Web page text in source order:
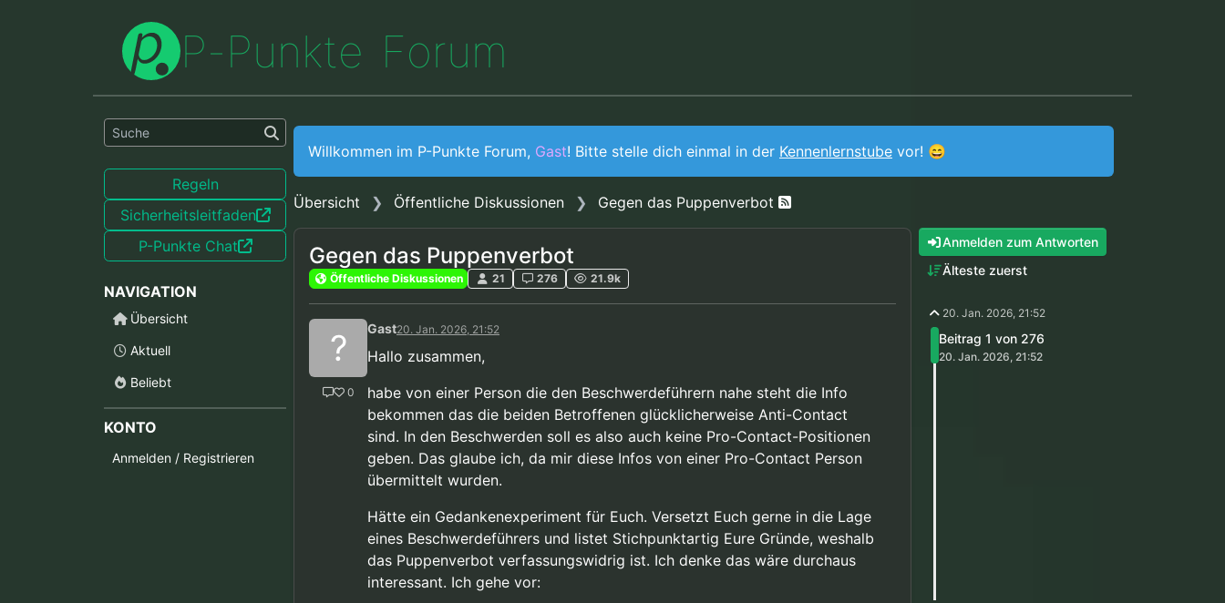
P-Punkte Forum
Regeln
Sicherheitsleitfaden
P-Punkte Chat
NAVIGATION
Übersicht
Aktuell
Beliebt
KONTO
Anmelden / Registrieren
Willkommen im P-Punkte Forum, Gast! Bitte stelle dich einmal in der Kennenlernstube vor! 😄
Übersicht Öffentliche Diskussionen Gegen das Puppenverbot
Gegen das Puppenverbot
Öffentliche Diskussionen 21 276 21.9k
?
0
Gast20. Jan. 2026, 21:52
Hallo zusammen,
habe von einer Person die den Beschwerdeführern nahe steht die Info
bekommen das die beiden Betroffenen glücklicherweise Anti-Contact
sind. In den Beschwerden soll es also auch keine Pro-Contact-Positionen
geben. Das glaube ich, da mir diese Infos von einer Pro-Contact Person
übermittelt wurden.
Hätte ein Gedankenexperiment für Euch. Versetzt Euch gerne in die Lage
eines Beschwerdeführers und listet Stichpunktartig Eure Gründe, weshalb
das Puppenverbot verfassungswidrig ist. Ich denke das wäre durchaus
interessant. Ich gehe vor:
Anmelden zum Antworten
Älteste zuerst
20. Jan. 2026, 21:52
Beitrag 1 von 276
20. Jan. 2026, 21:52